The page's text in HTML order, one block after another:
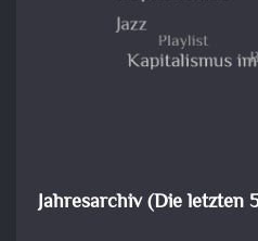
Jahresarchiv (Die letzten